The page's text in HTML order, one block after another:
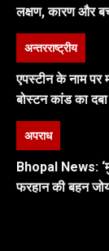
लक्षण, कारण और
अन्तरराष्ट्रीय
एपस्टीन के नाम पर
बोस्टन कांड का
अपराध
Bhopal News:
फरहान की बहन